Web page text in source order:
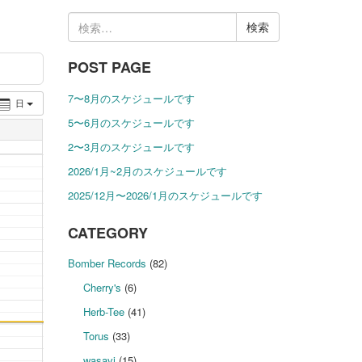
日
検
索:
POST PAGE
7〜8月のスケジュールです
5〜6月のスケジュールです
2〜3月のスケジュールです
2026/1月~2月のスケジュールです
2025/12月〜2026/1月のスケジュールです
CATEGORY
Bomber Records (82)
Cherry's (6)
Herb-Tee (41)
Torus (33)